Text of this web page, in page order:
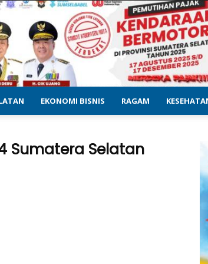
EKONOMI BISNIS RAGAM
Sumatera Selatan